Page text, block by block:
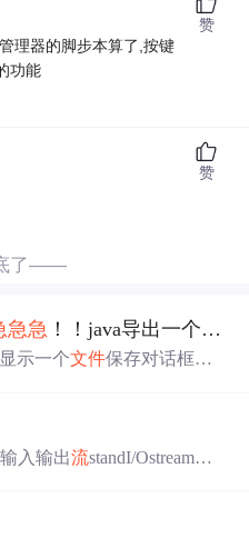
理器的脚步本算了,按键
功能
赞
赞
了——
急急 ！！java导出一个固定格式的excel里面有合并行和并列，并且有附表，小弟是新手，求demo...
示一个文件保存对话框，
入输出流standI/Ostream的
。